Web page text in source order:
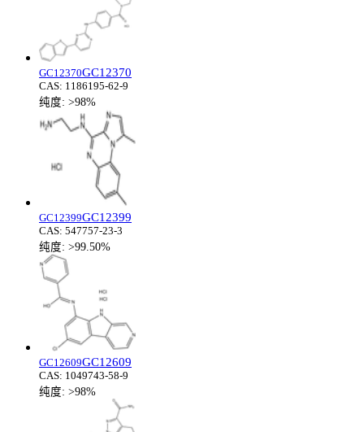
GC12370GC12370
CAS: 1186195-62-9
纯度: >98%
GC12399GC12399
CAS: 547757-23-3
纯度: >99.50%
GC12609GC12609
CAS: 1049743-58-9
纯度: >98%